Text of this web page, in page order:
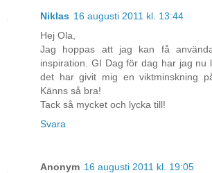
Niklas 16 augusti 2011 kl. 13:44
Hej Ola,
Jag hoppas att jag kan få
inspiration. GI Dag för dag har jag nu
det har givit mig en viktminskning
Känns så bra!
Tack så mycket och lycka till!
Svara
Anonym 16 augusti 2011 kl. 19:05